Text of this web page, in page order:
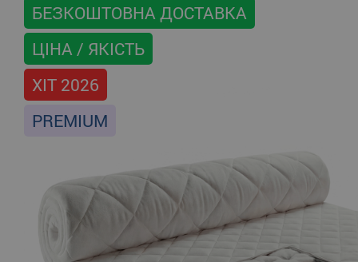
БЕЗКОШТОВНА ДОСТАВКА
ЦІНА / ЯКІСТЬ
ХІТ 2026
PREMIUM